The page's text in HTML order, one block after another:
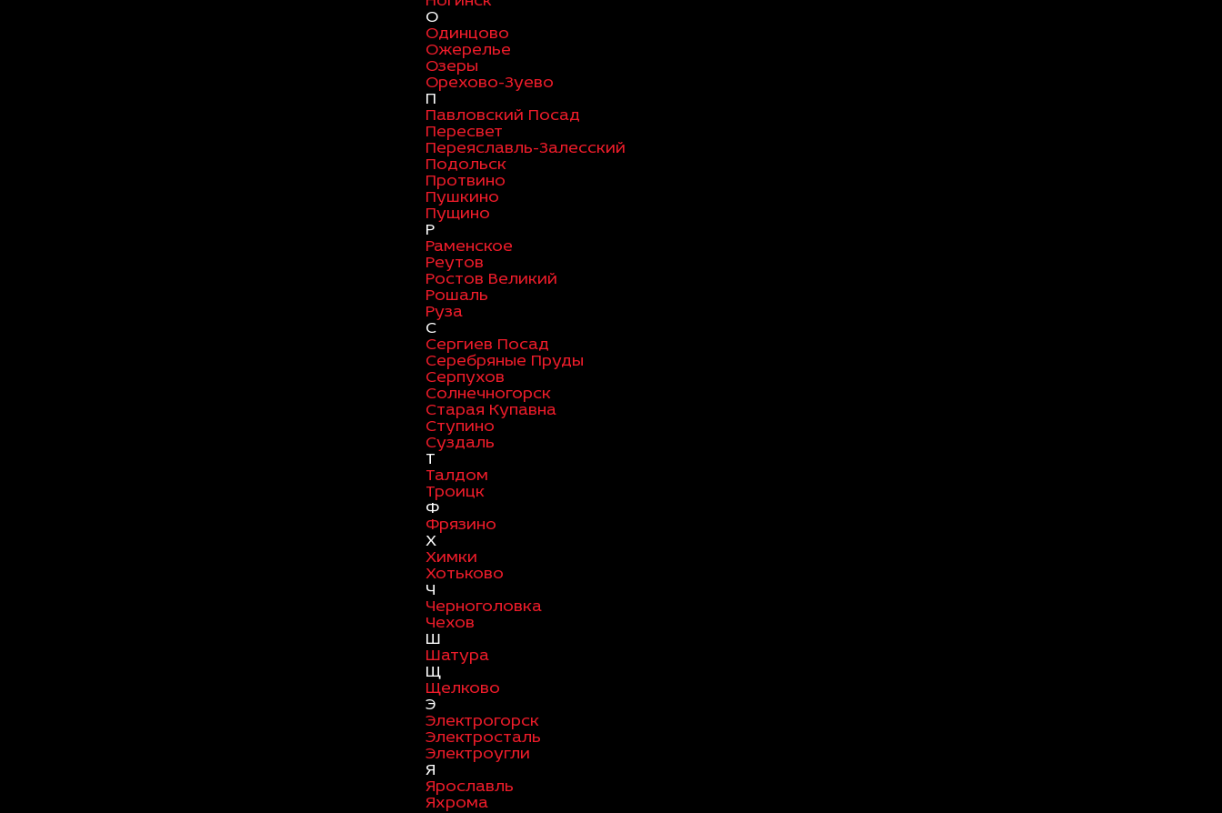
О
Одинцово
Ожерелье
Озеры
Орехово-Зуево
П
Павловский Посад
Пересвет
Переяславль-Залесский
Подольск
Протвино
Пушкино
Пущино
Р
Раменское
Реутов
Ростов Великий
Рошаль
Руза
С
Сергиев Посад
Серебряные Пруды
Серпухов
Солнечногорск
Старая Купавна
Ступино
Суздаль
Т
Талдом
Троицк
Ф
Фрязино
Х
Химки
Хотьково
Ч
Черноголовка
Чехов
Ш
Шатура
Щ
Щелково
Э
Электрогорск
Электросталь
Электроугли
Я
Ярославль
Яхрома